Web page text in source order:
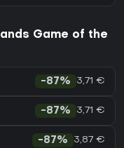
Game of the
-87% 3,71 €
-87% 3,71 €
-87% 3,87 €